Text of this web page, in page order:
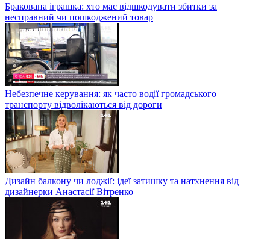
Бракована іграшка: хто має відшкодувати збитки за
несправний чи пошкоджений товар
Небезпечне керування: як часто водії громадського
транспорту відволікаються від дороги
Дизайн балкону чи лоджії: ідеї затишку та натхнення від
дизайнерки Анастасії Вітренко